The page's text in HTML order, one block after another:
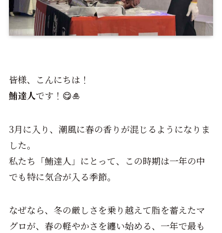
皆様、こんにちは！
鮪達人です！😋🎍
3月に入り、潮風に春の香りが混じるようになりま
した。
私たち「鮪達人」にとって、この時期は一年の中
でも特に気合が入る季節。
なぜなら、冬の厳しさを乗り越えて脂を蓄えたマ
グロが、春の軽やかさを纏い始める、一年で最も